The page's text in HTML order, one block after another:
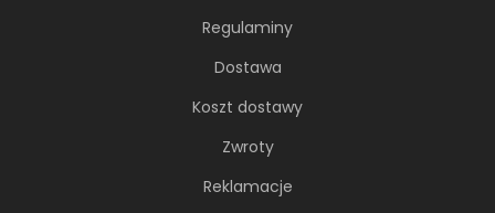
Regulaminy
Dostawa
Koszt dostawy
Zwroty
Reklamacje